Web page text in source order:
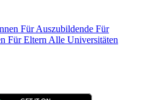
Für Auszubildende Für
Für Eltern Alle Universitäten